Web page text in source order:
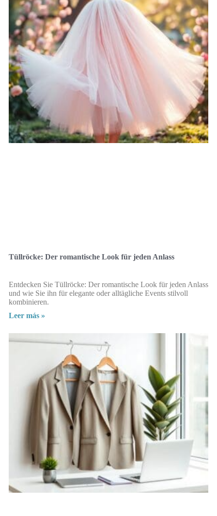
Tüllröcke: Der romantische Look für jeden Anlass
Entdecken Sie Tüllröcke: Der romantische Look für jeden Anlass
und wie Sie ihn für elegante oder alltägliche Events stilvoll
kombinieren.
Leer más »